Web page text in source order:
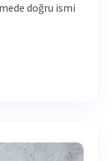
doğru ismi